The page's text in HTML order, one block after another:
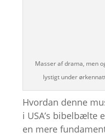
Masser af drama, men
lystigt under
Hvordan denne
i USA’s bibelbælte
en mere